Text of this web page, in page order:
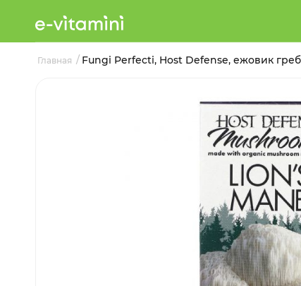
Главная / Fungi Perfecti, Host Defense, ежовик